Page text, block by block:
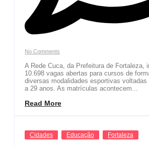
No Comments
A Rede Cuca, da Prefeitura de Fortaleza,
10.698 vagas abertas para cursos de
diversas modalidades esportivas voltadas
a 29 anos. As matrículas acontecem...
Read More
Cidades Educação Fortaleza